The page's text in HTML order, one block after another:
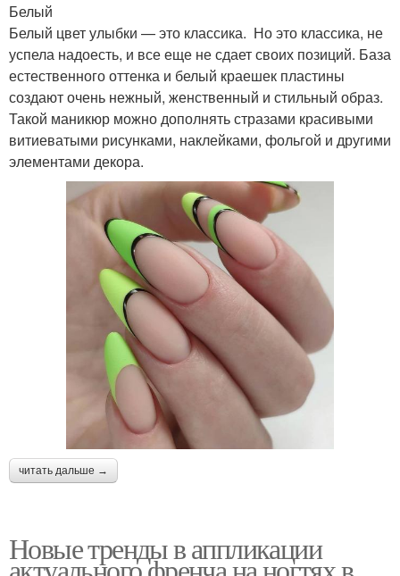
Белый
Белый цвет улыбки — это классика. Но это классика, не
успела надоесть, и все еще не сдает своих позиций. База
естественного оттенка и белый краешек пластины
создают очень нежный, женственный и стильный образ.
Такой маникюр можно дополнять стразами красивыми
витиеватыми рисунками, наклейками, фольгой и другими
элементами декора.
читать дальше →
Новые тренды в аппликации